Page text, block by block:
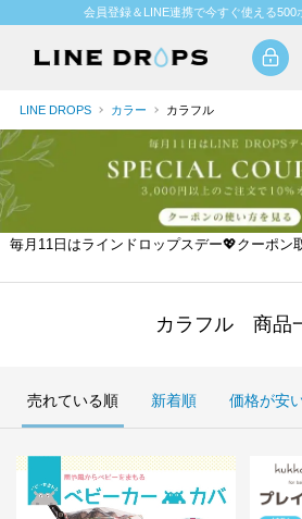
会員登録＆LINE連携で今すぐ使える500
LINE DROPS カラー カラフル
毎月11日はラインドロップスデー💖クーポン
カラフル 商品
売れている順 新着順 価格が安